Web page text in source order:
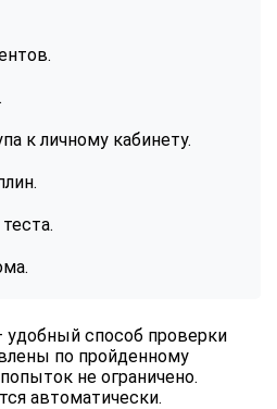
к личному кабинету.
удобный способ проверки
по пройденному
не ограничено.
автоматически.